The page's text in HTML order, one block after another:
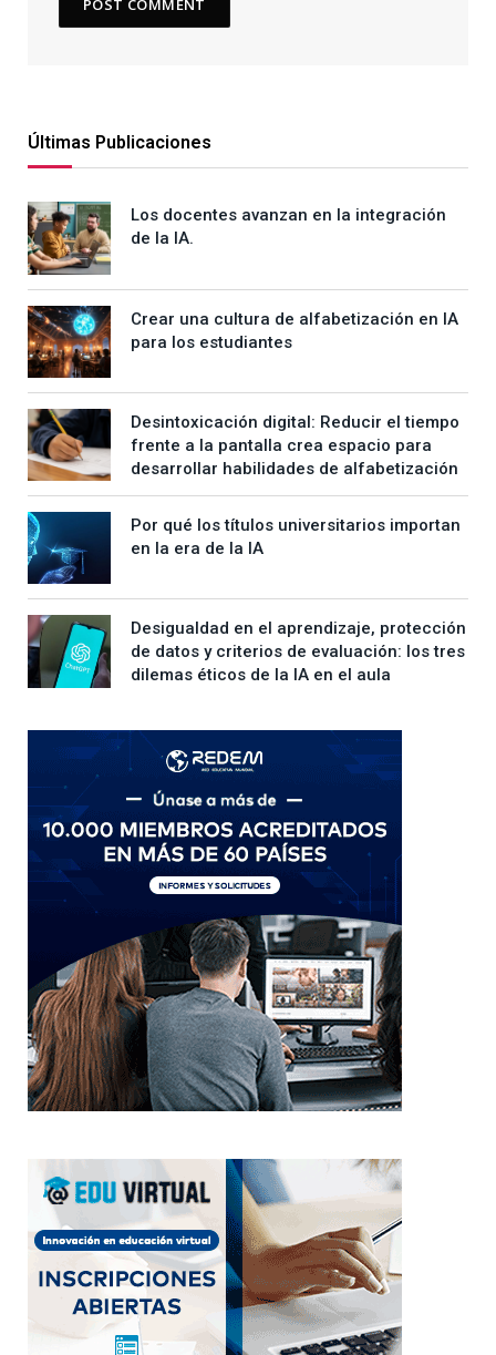
Últimas Publicaciones
Los docentes avanzan en la integración
de la IA.
Crear una cultura de alfabetización en IA
para los estudiantes
Desintoxicación digital: Reducir el tiempo
frente a la pantalla crea espacio para
desarrollar habilidades de alfabetización
Por qué los títulos universitarios importan
en la era de la IA
Desigualdad en el aprendizaje, protección
de datos y criterios de evaluación: los tres
dilemas éticos de la IA en el aula